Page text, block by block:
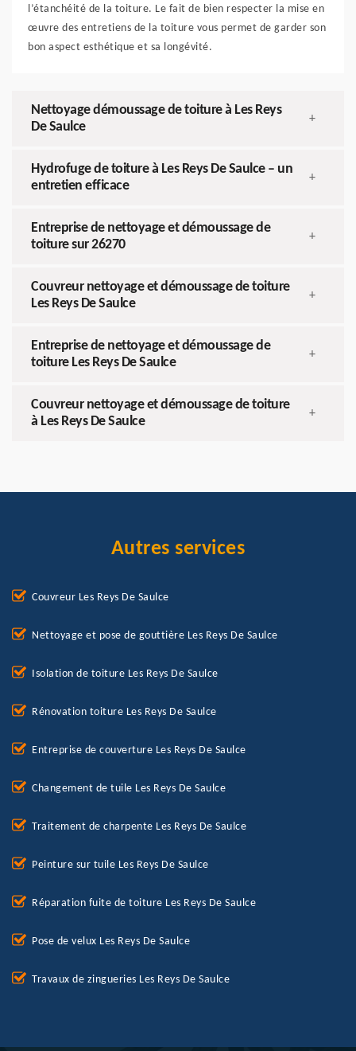
l’étanchéité de la toiture. Le fait de bien respecter la mise en
œuvre des entretiens de la toiture vous permet de garder son
bon aspect esthétique et sa longévité.
Nettoyage démoussage de toiture à Les Reys
De Saulce
+
Hydrofuge de toiture à Les Reys De Saulce – un
entretien efficace
+
Entreprise de nettoyage et démoussage de
toiture sur 26270
+
Couvreur nettoyage et démoussage de toiture
Les Reys De Saulce
+
Entreprise de nettoyage et démoussage de
toiture Les Reys De Saulce
+
Couvreur nettoyage et démoussage de toiture
à Les Reys De Saulce
+
Autres services
Couvreur Les Reys De Saulce
Nettoyage et pose de gouttière Les Reys De Saulce
Isolation de toiture Les Reys De Saulce
Rénovation toiture Les Reys De Saulce
Entreprise de couverture Les Reys De Saulce
Changement de tuile Les Reys De Saulce
Traitement de charpente Les Reys De Saulce
Peinture sur tuile Les Reys De Saulce
Réparation fuite de toiture Les Reys De Saulce
Pose de velux Les Reys De Saulce
Travaux de zingueries Les Reys De Saulce